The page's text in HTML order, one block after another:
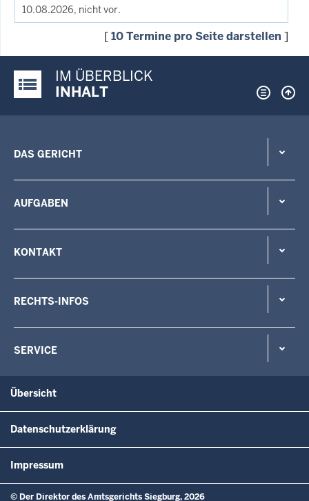
10.08.2026, nicht vor.
[10 Termine pro Seite darstellen ]
Justiz-Portal im Überblick:
IM ÜBERBLICK
INHALT
DAS GERICHT
AUFGABEN
KONTAKT
RECHTS-INFOS
SERVICE
Übersicht
Datenschutzerklärung
Impressum
© Der Direktor des Amtsgerichts Siegburg, 2026